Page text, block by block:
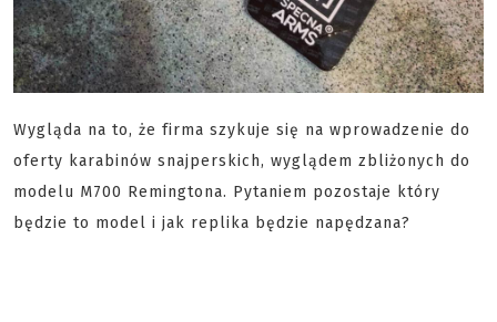
Wygląda na to, że firma szykuje się na wprowadzenie do
oferty karabinów snajperskich, wyglądem zbliżonych do
modelu M700 Remingtona. Pytaniem pozostaje który
będzie to model i jak replika będzie napędzana?